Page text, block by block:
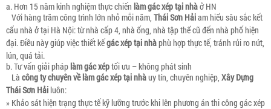
a. Hơn 15 năm kinh nghiệm thực chiến làm gác xép tại nhàở HN
Với hàng trăm công trình lớn nhỏ mỗi năm, Thái Sơn Hảiam hiểu sâu sắc kết
cấu nhà ở tại Hà Nội: từ nhà cấp 4, nhà ống, nhà tập thể cũ đến nhà phố hiện
đại. Điều này giúp việc thiết kếgác xép tại nhàphù hợp thực tế, tránh rủi ro nứt,
lún, quá tải.
b. Tư vấn giải pháp làm gác xéptối ưu – không phát sinh
Là công ty chuyên về làm gác xép tại nhàuy tín, chuyên nghiệp, Xây Dựng
Thái Sơn Hải luôn:
» Khảo sát hiện trạng thực tế kỹ lưỡng trước khi lên phương án thi công gác xép